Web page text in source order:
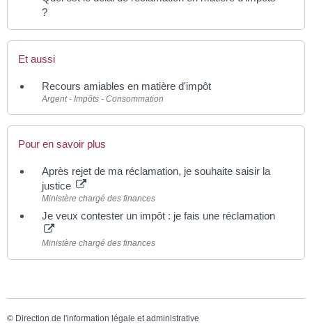
?
Et aussi
Recours amiables en matière d'impôt
Argent - Impôts - Consommation
Pour en savoir plus
Après rejet de ma réclamation, je souhaite saisir la
justice
Ministère chargé des finances
Je veux contester un impôt : je fais une réclamation
Ministère chargé des finances
© Direction de l'information légale et administrative